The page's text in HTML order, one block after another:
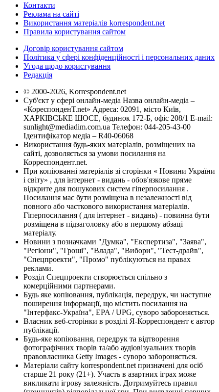
Контакти
Реклама на сайті
Використання матеріалів korrespondent.net
Правила користування сайтом
Договір користування сайтом
Політика у сфері конфіденційності і персональних даних
Угода щодо користування
Редакція
© 2000-2026, Korrespondent.net
Суб'єкт у сфері онлайн-медіа Назва онлайн-медіа –
«КореспонденТ.net» Адреса: 02091, місто Київ,
ХАРКІВСЬКЕ ШОСЕ, будинок 172-Б, офіс 208/1 E-mail:
sunlight@mediadim.com.ua Телефон: 044-205-43-00
Ідентифікатор медіа – R40-06068
Використання будь-яких матеріалів, розміщених на
сайті, дозволяється за умови посилання на
Корреспондент.net.
При копіюванні матеріалів зі сторінки « Новини України
і світу» , для інтернет - видань - обов'язкове пряме
відкрите для пошукових систем гіперпосилання .
Посилання має бути розміщена в незалежності від
повного або часткового використання матеріалів.
Гіперпосилання ( для інтернет - видань) - повинна бути
розміщена в підзаголовку або в першому абзаці
матеріалу.
Новини з позначками "Думка", "Експертиза", "Заява",
"Регіони", "Гроші", "Влада", "Вибори", "Тест-драйв",
"Спецпроекти", "Промо" публікуються на правах
реклами.
Розділ Спецпроекти створюється спільно з
комерційними партнерами.
Будь яке копіювання, публікація, передрук, чи наступне
поширення інформації, що містить посилання на
"Інтерфакс-Україна", EPA / UPG, суворо забороняється.
Власник веб-сторінки в розділі Я-Корреспондент є автор
публікації.
Будь-яке копіювання, передрук та відтворення
фотографічних творів та/або аудіовізуальних творів
правовласника Getty Images - суворо забороняється.
Матеріали сайту korrespondent.net призначені для осіб
старше 21 року (21+). Участь в азартних іграх може
викликати ігрову залежність. Дотримуйтесь правил